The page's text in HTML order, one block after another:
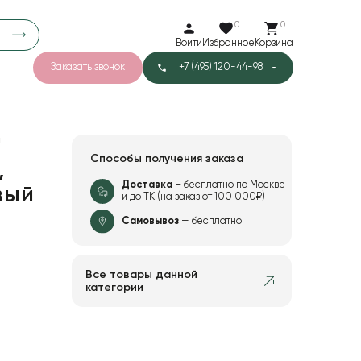
Войти
0
Избранное
0
Корзина
Заказать звонок +7 (495) 120-44-98
Бархат1
Способы получения заказа
Доставка– бесплатно по Москве
и до ТК (на заказ от 100 000₽)
Самовывоз— бесплатно
Все товары данной
категории